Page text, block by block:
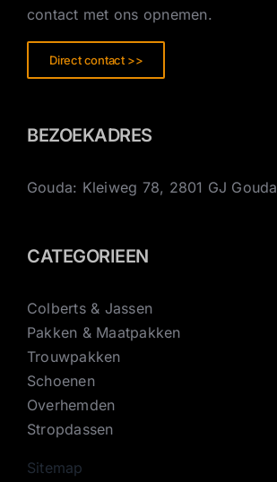
contact met ons opnemen.
Direct contact >>
BEZOEKADRES
Gouda: Kleiweg 78, 2801 GJ Gouda
CATEGORIEEN
Colberts & Jassen
Pakken & Maatpakken
Trouwpakken
Schoenen
Overhemden
Stropdassen
Sitemap